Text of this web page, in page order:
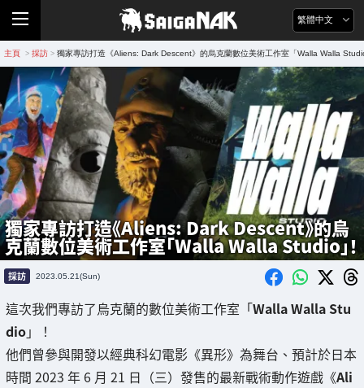
繁體中文
主頁 > 採訪 > 獨家專訪打造《Aliens: Dark Descent》的烏克蘭數位美術工作室「Walla Walla
獨家專訪打造《Aliens: Dark Descent》的烏
克蘭數位美術工作室「Walla Walla Studio」！
採訪 2023.05.21(Sun)
這次我們專訪了烏克蘭的數位美術工作室「Walla Walla Stu
dio」！
他們曾參與開發以經典科幻電影《異形》為舞台、預計於日本
時間 2023 年 6 月 21 日（三）發售的最新戰術動作遊戲《Ali